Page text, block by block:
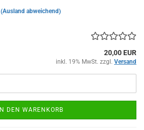
(Ausland abweichend)
20,00 EUR
inkl. 19% MwSt. zzgl. Versand
IN DEN WARENKORB